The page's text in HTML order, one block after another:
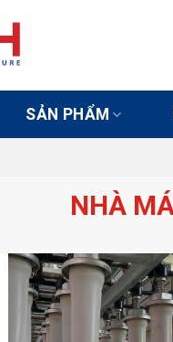
SẢN PHẨM
NHÀ